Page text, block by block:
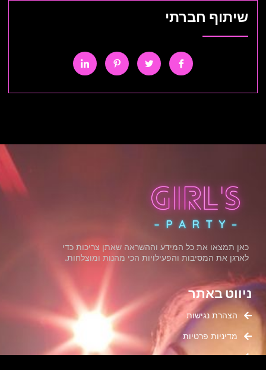
שיתוף חברתי
כאן תמצאו את כל המידע וההשראה שאתן צריכות כדי
לארגן את המסיבות והפעילויות הכי מהנות ומוצלחות.
ניווט באתר
הצהרת נגישות
מדיניות פרטיות
תנאי שימוש